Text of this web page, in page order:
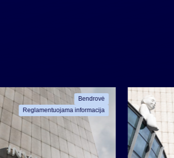
Bendrovė
Reglamentuojama informacija